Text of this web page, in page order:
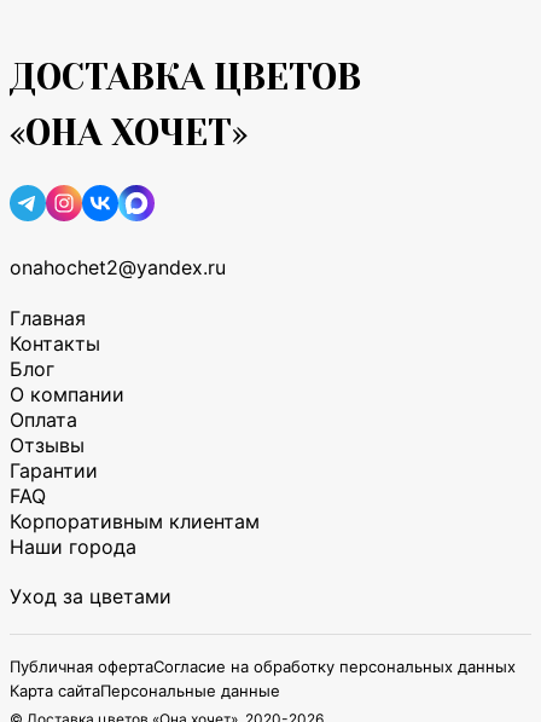
ДОСТАВКА ЦВЕТОВ
«ОНА ХОЧЕТ»
onahochet2@yandex.ru
Главная
Контакты
Блог
О компании
Оплата
Отзывы
Гарантии
FAQ
Корпоративным клиентам
Наши города
Уход за цветами
Публичная офертаСогласие на обработку персональных данных
Карта сайтаПерсональные данные